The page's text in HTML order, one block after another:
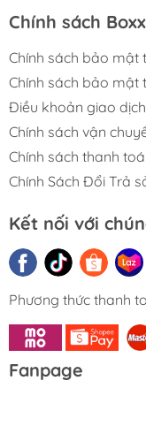
- Hỗ trợ Hot-Swap
- Aluminum plate
- Trang bị núm vặn
HƯỚNG DẪN ĐẶT
- Quý khách vui
Mã Sản phẩm,...)
tránh nhầm lẫn ạ.
Chính sách mua
- Sản phẩm được
Chính sách
Chính sách bảo mật
Chính sách bảo mật
Điều khoản giao
Chính sách vận
Chính sách thanh
Chính Sách Đổi Trả
Kết nối với
Phương thức thanh
Fanpage